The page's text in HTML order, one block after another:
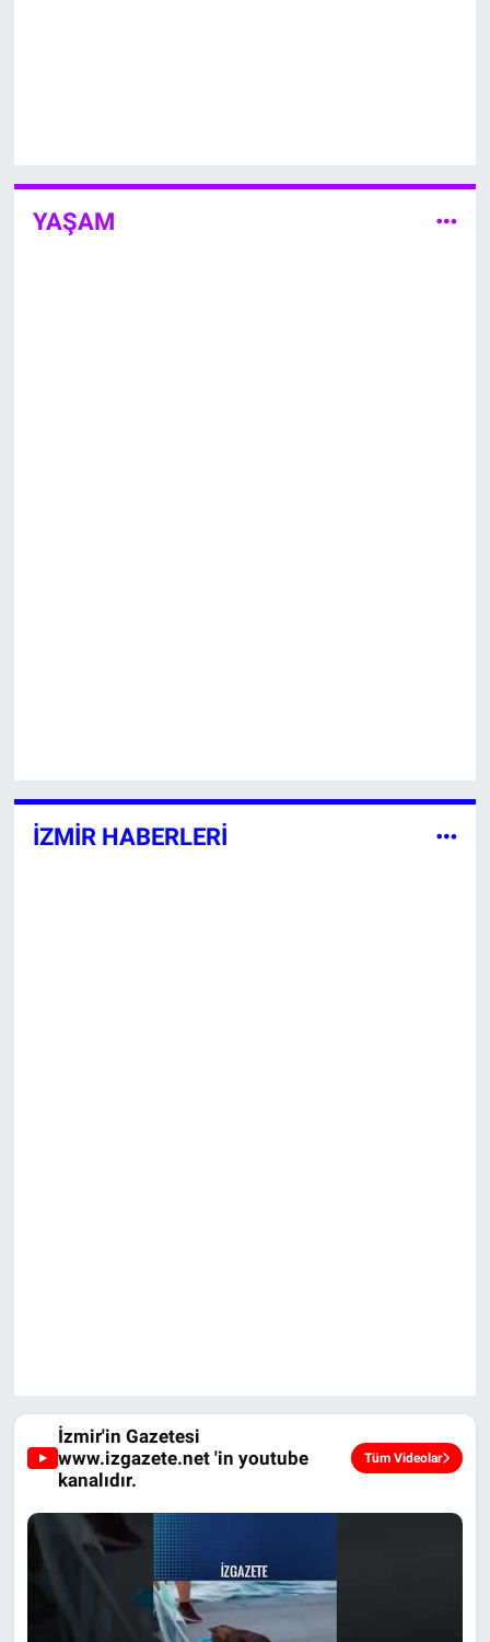
YAŞAM
İZMİR HABERLERİ
İzmir'in Gazetesi
www.izgazete.net 'in youtube
kanalıdır.
Tüm Videolar